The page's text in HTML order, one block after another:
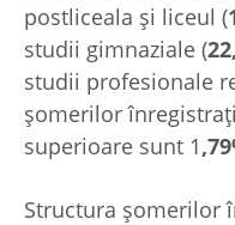
postliceala şi liceul (
studii gimnaziale (
studii profesionale
șomerilor
superioare sunt 1
Structura șomerilor